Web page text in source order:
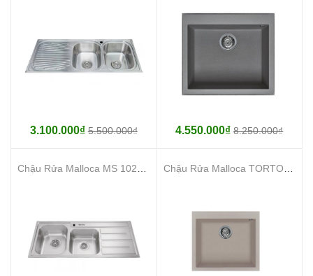
3.100.000₫5.500.000₫ 4.550.000₫8.250.000₫